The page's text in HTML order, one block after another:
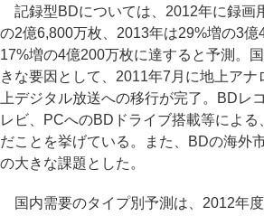
記録型BDについては、2012年に録画
の2億6,800万枚、2013年は29%増の3億
17%増の4億200万枚に達すると予測。
きな要因として、2011年7月に地上アナ
上デジタル放送への移行が完了。BDレ
レビ、PCへのBDドライブ搭載等による
だことを挙げている。また、BDの海外
の大きな課題とした。
国内需要のタイプ別予測は、2012年